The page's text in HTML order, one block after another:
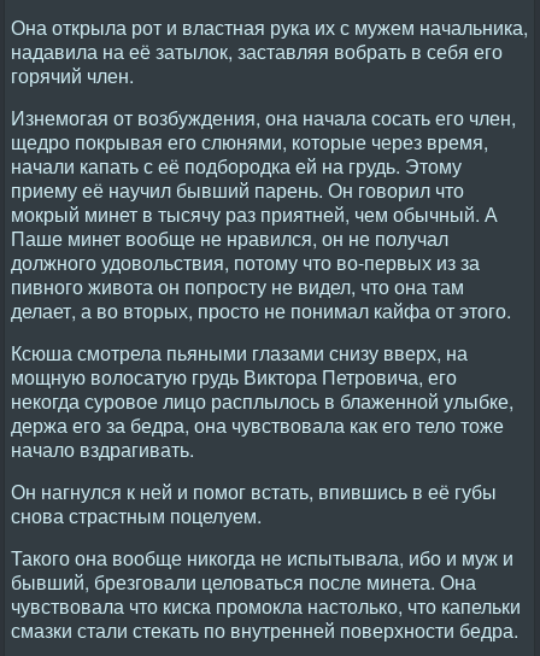
Она открыла рот и властная рука их с мужем начальника,
надавила на её затылок, заставляя вобрать в себя его
горячий член.
Изнемогая от возбуждения, она начала сосать его член,
щедро покрывая его слюнями, которые через время,
начали капать с её подбородка ей на грудь. Этому
приему её научил бывший парень. Он говорил что
мокрый минет в тысячу раз приятней, чем обычный. А
Паше минет вообще не нравился, он не получал
должного удовольствия, потому что во-первых из за
пивного живота он попросту не видел, что она там
делает, а во вторых, просто не понимал кайфа от этого.
Ксюша смотрела пьяными глазами снизу вверх, на
мощную волосатую грудь Виктора Петровича, его
некогда суровое лицо расплылось в блаженной улыбке,
держа его за бедра, она чувствовала как его тело тоже
начало вздрагивать.
Он нагнулся к ней и помог встать, впившись в её губы
снова страстным поцелуем.
Такого она вообще никогда не испытывала, ибо и муж и
бывший, брезговали целоваться после минета. Она
чувствовала что киска промокла настолько, что капельки
смазки стали стекать по внутренней поверхности бедра.